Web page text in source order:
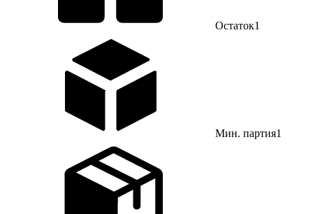
Остаток1
Мин. партия1